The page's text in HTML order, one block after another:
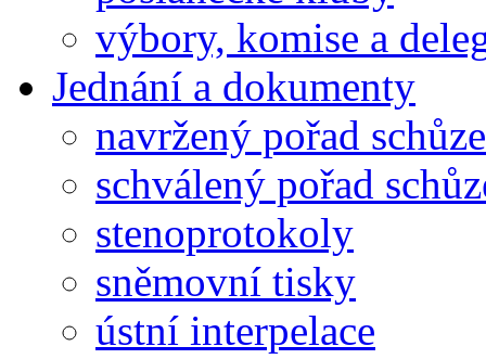
výbory, komise a
Jednání a dokumenty
navržený pořad schůze
schválený pořad
stenoprotokoly
sněmovní tisky
ústní interpelace